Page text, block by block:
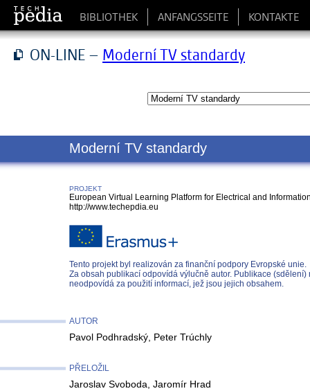
BIBLIOTHEK ANFANGSSEITE KONTAKTE
ON-LINE – Moderní TV standardy